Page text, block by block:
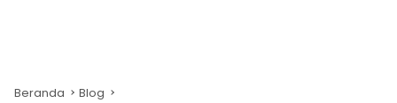
Beranda Blog